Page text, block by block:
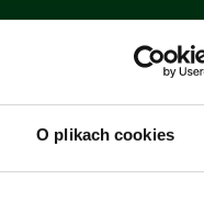
O plikach cookies